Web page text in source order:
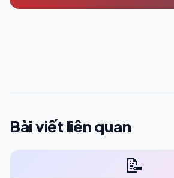
Bài viết liên quan
📝